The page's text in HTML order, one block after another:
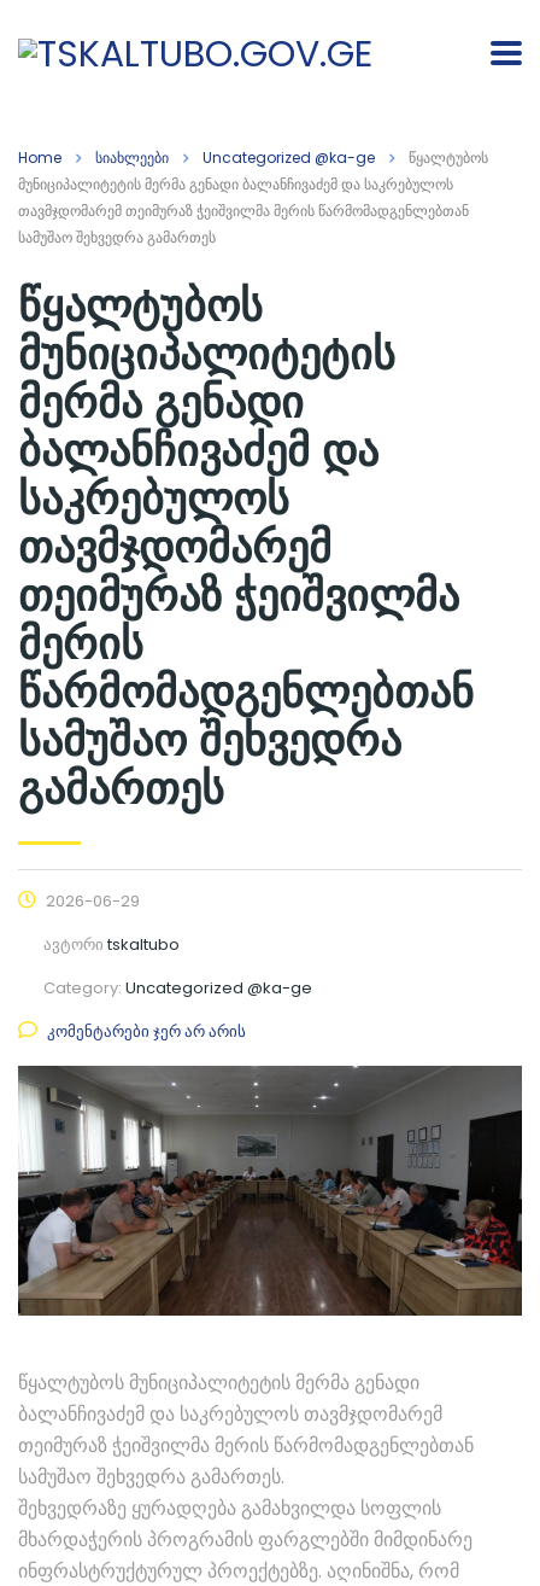
Home სიახლეები Uncategorized @ka-ge
წყალტუბოს
მუნიციპალიტეტის მერმა გენადი ბალანჩივაძემ და საკრებულოს
თავმჯდომარემ თეიმურაზ ჭეიშვილმა მერის წარმომადგენლებთან
სამუშაო შეხვედრა გამართეს
წყალტუბოს
მუნიციპალიტეტის
მერმა გენადი
ბალანჩივაძემ და
საკრებულოს
თავმჯდომარემ
თეიმურაზ ჭეიშვილმა
მერის
წარმომადგენლებთან
სამუშაო შეხვედრა
გამართეს
2026-06-29
ავტორიtskaltubo
Category: Uncategorized @ka-ge
კომენტარები ჯერ არ არის
წყალტუბოს მუნიციპალიტეტის მერმა გენადი
ბალანჩივაძემ და საკრებულოს თავმჯდომარემ
თეიმურაზ ჭეიშვილმა მერის წარმომადგენლებთან
სამუშაო შეხვედრა გამართეს.
შეხვედრაზე ყურადღება გამახვილდა სოფლის
მხარდაჭერის პროგრამის ფარგლებში მიმდინარე
ინფრასტრუქტურულ პროექტებზე. აღინიშნა, რომ